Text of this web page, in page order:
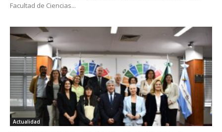
Facultad de Ciencias...
Actualidad